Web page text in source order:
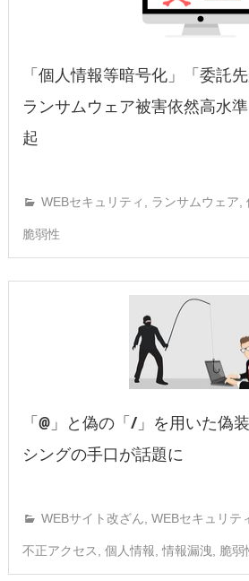
「個人情報等暗号化」「委託
ランサムウェア被害依然高水
起
WEBセキュリティ ランサムウェア
脆弱性
「@」と偽の「/」を用いた偽
シングの手口が話題に
WEBサイト改ざん WEBセキュリテ
不正アクセス 個人情報 ,情報漏洩 脆弱